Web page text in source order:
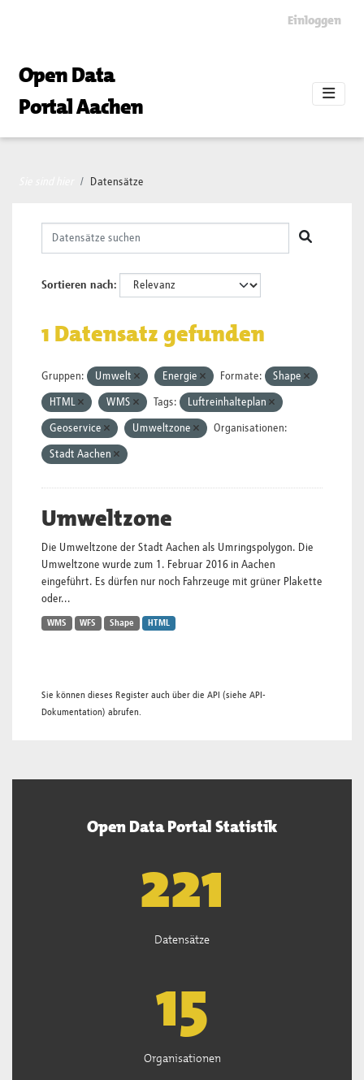
Einloggen
Open Data
Portal Aachen
Datensätze
Sortieren nach
1 Datensatz gefunden
Gruppen: Umwelt Energie Formate: Shape
HTML WMS Tags: Luftreinhalteplan
Geoservice Umweltzone Organisationen:
Stadt Aachen
Umweltzone
Die Umweltzone der Stadt Aachen als Umringspolygon. Die
Umweltzone wurde zum 1. Februar 2016 in Aachen
eingeführt. Es dürfen nur noch Fahrzeuge mit grüner Plakette
oder...
WMS WFS Shape HTML
Sie können dieses Register auch über die API (siehe API-
Dokumentation) abrufen.
Open Data Portal Statistik
222
Datensätze
15
Organisationen